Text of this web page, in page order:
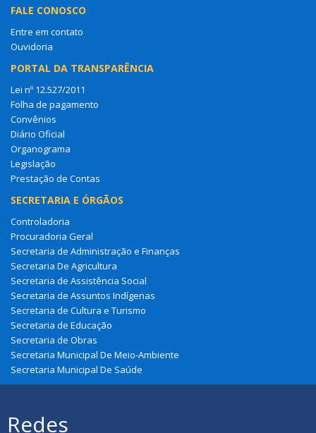
FALE CONOSCO
Entre em contato
Ouvidoria
PORTAL DA TRANSPARÊNCIA
Lei nº 12.527/2011
Folha de pagamento
Convênios
Diário Oficial
Organograma
Legislação
Prestação de Contas
SECRETARIA E ÓRGÃOS
Controladoria
Procuradoria Geral
Secretaria de Administração e Finanças
Secretaria De Agricultura
Secretaria de Assistência Social
Secretaria de Assuntos Indígenas
Secretaria de Cultura e Turismo
Secretaria de Educação
Secretaria de Obras
Secretaria Municipal De Meio-Ambiente
Secretaria Municipal De Saúde
Redes